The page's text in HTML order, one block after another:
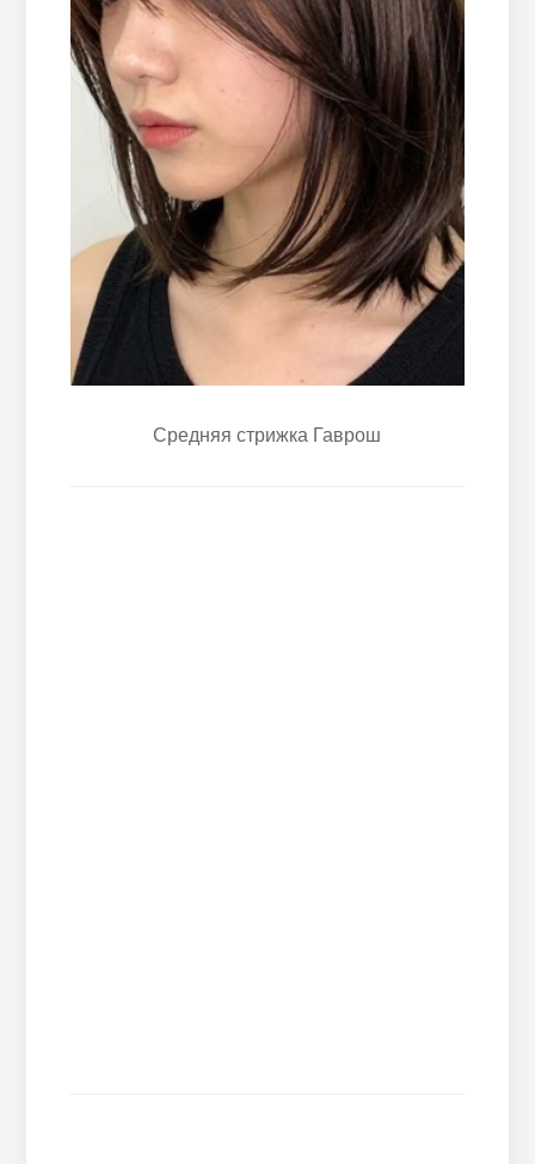
Средняя стрижка Гаврош